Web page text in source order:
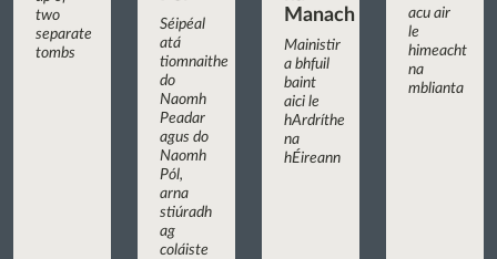
two
separate
tombs
Séipéal
atá
tiomnaithe
do
Naomh
Peadar
agus do
Naomh
Pól,
arna
stiúradh
ag
coláiste
Manach
Mainistir
a bhfuil
baint
aici le
hArdríthe
na
hÉireann
acu air
le
himeacht
na
mblianta